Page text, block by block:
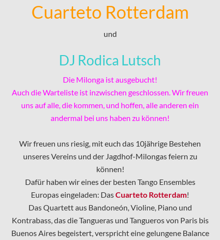
Cuarteto Rotterdam
und
DJ Rodica Lutsch
Die Milonga ist ausgebucht!
Auch die Warteliste ist inzwischen geschlossen. Wir freuen
uns auf alle, die kommen, und hoffen, alle anderen ein
andermal bei uns haben zu können!
Wir freuen uns riesig, mit euch das 10jährige Bestehen
unseres Vereins und der Jagdhof-Milongas feiern zu
können!
Dafür haben wir eines der besten Tango Ensembles
Europas eingeladen: DasCuarteto Rotterdam!
Das Quartett aus Bandoneón, Violine, Piano und
Kontrabass, das die Tangueras und Tangueros von Paris bis
Buenos Aires begeistert, verspricht eine gelungene Balance